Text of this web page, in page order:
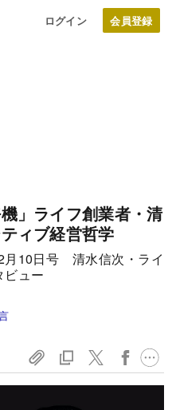
ログイン
」ライフ創業者・清
ィブ経営哲学
月10日号 清水信次・ライ
ビュー